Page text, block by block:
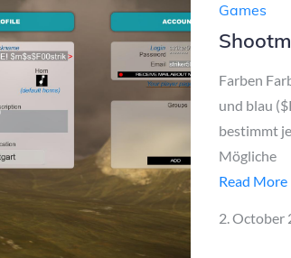
Games
Farben
und blau
bestimmt
Mögliche
Read More
Posted
2. October